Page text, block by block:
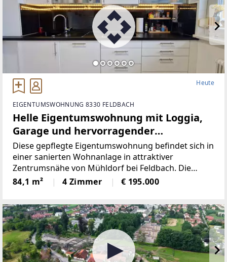
Heute
EIGENTUMSWOHNUNG 8330 FELDBACH
Helle Eigentumswohnung mit Loggia,
Garage und hervorragender
Infrastruktur in Mühldorf bei Feldbach
Diese gepflegte Eigentumswohnung befindet sich in
einer sanierten Wohnanlage in attraktiver
Zentrumsnähe von Mühldorf bei Feldbach. Die
Wohnanlage wurde ca. 1978 errichtet und
präsentiert sich dank laufender Instandhaltung
84,1 m² 4 Zimmer € 195.000